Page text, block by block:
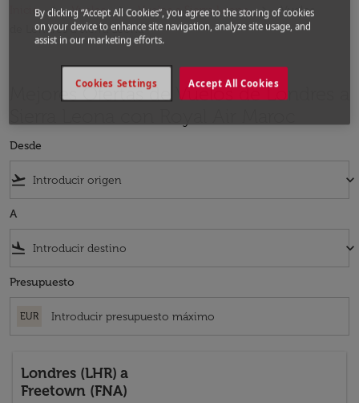
Inicio Vuelos Vuelos a Sierra Leona
Vuelos
de Londres a Sierra Leona
Mejores Ofertas de Vuelos de Londres a
Desde
flight_takeoff keyboard_arrow_down
A
flight_land keyboard_arrow_down
Presupuesto
EUR
Londres (LHR) a
Freetown (FNA)
By clicking “Accept All Cookies”, you agree to the storing of cookies
on your device to enhance site navigation, analyze site usage, and
assist in our marketing efforts.
Accept All Cookies
Cookies Settings